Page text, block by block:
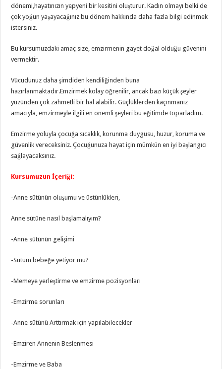
dönemi,hayatınızın yepyeni bir kesitini oluşturur. Kadın olmayı belki de
çok yoğun yaşayacağınız bu dönem hakkında daha fazla bilgi edinmek
istersiniz.
Bu kursumuzdaki amaç size, emzirmenin gayet doğal olduğu güvenini
vermektir.
Vücudunuz daha şimdiden kendiliğinden buna
hazırlanmaktadır.Emzirmek kolay öğrenilir, ancak bazı küçük şeyler
yüzünden çok zahmetli bir hal alabilir. Güçlüklerden kaçınmanız
amacıyla, emzirmeyle ilgili en önemli şeyleri bu eğitimde toparladım.
Emzirme yoluyla çocuğa sıcaklık, korunma duygusu, huzur, koruma ve
güvenlik vereceksiniz. Çocuğunuza hayat için mümkün en iyi başlangıcı
sağlayacaksınız.
Kursumuzun İçeriği:
-Anne sütünün oluşumu ve üstünlükleri,
Anne sütüne nasıl başlamalıyım?
-Anne sütünün gelişimi
-Sütüm bebeğe yetiyor mu?
-Memeye yerleştirme ve emzirme pozisyonları
-Emzirme sorunları
-Anne sütünü Arttırmak için yapılabilecekler
-Emziren Annenin Beslenmesi
-Emzirme ve Baba